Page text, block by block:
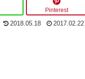
Pinterest
2018.05.18 2017.02.22